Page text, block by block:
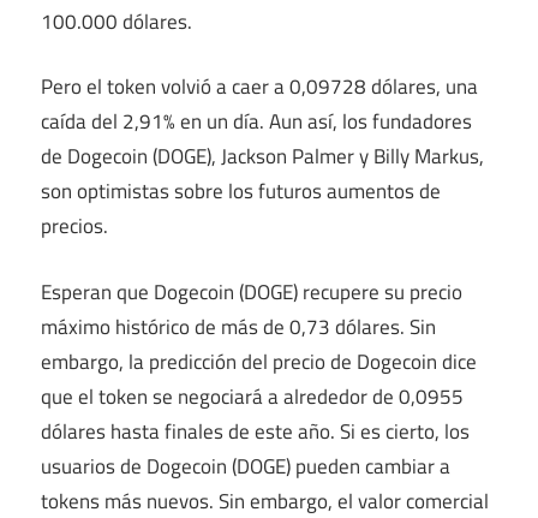
100.000 dólares.
Pero el token volvió a caer a 0,09728 dólares, una
caída del 2,91% en un día. Aun así, los fundadores
de Dogecoin (DOGE), Jackson Palmer y Billy Markus,
son optimistas sobre los futuros aumentos de
precios.
Esperan que Dogecoin (DOGE) recupere su precio
máximo histórico de más de 0,73 dólares. Sin
embargo, la predicción del precio de Dogecoin dice
que el token se negociará a alrededor de 0,0955
dólares hasta finales de este año. Si es cierto, los
usuarios de Dogecoin (DOGE) pueden cambiar a
tokens más nuevos. Sin embargo, el valor comercial